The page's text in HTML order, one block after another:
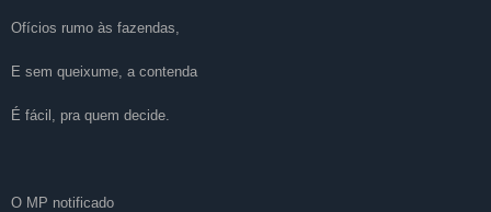
Ofícios rumo às fazendas,
E sem queixume, a contenda
É fácil, pra quem decide.
O MP notificado